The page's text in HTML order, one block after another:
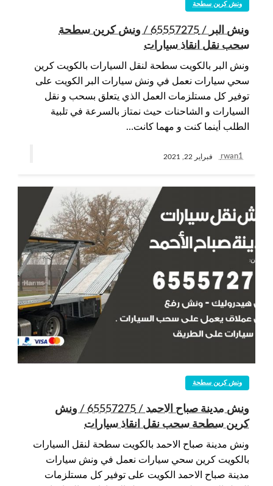
ونش كرين سطحة
ونش البر / 65557275 / ونش كرين سطحة
سحب نقل انقاذ سيارات
ونش البر بالكويت سطحة لنقل السيارات بالكويت كرين
سحي سيارات نعمل في ونش سيارات البر الكويت على
توفير كل مستلزمات العمل الذي يتعلق بسحب و نقل
السيارات و الشاحنات حيث نمتاز بالسرعة في تلبية
الطلب أينما كنت و مهما كانت…
rwan1 فبراير 22, 2021
ونش كرين سطحة
ونش مدينة صباح الاحمد / 65557275 / ونش
كرين سطحة سحب نقل انقاذ سيارات
ونش مدينة صباح الاحمد بالكويت سطحة لنقل السيارات
بالكويت كرين سحي سيارات نعمل في ونش سيارات
مدينة صباح الاحمد الكويت على توفير كل مستلزمات